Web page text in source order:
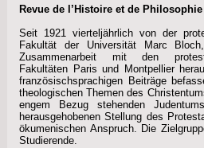
Revue de l’Histoire et de
Seit 1921 vierteljährlich von der
Fakultät der Universität Marc
Zusammenarbeit mit den
Fakultäten Paris und Montpellier
französischsprachigen Beiträge
theologischen Themen des
engem Bezug stehenden
herausgehobenen Stellung des
ökumenischen Anspruch. Die
Studierende.